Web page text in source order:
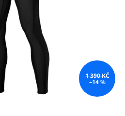
1 390 KČ
–14 %